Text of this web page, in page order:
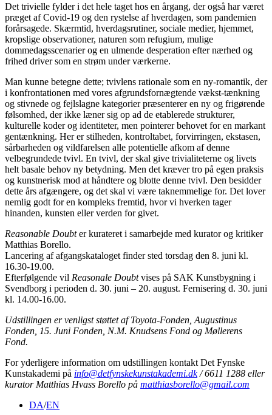
Det trivielle fylder i det hele taget hos en årgang, der også har været
præget af Covid-19 og den rystelse af hverdagen, som pandemien
forårsagede. Skærmtid, hverdagsrutiner, sociale medier, hjemmet,
kropslige observationer, naturen som refugium, mulige
dommedagsscenarier og en ulmende desperation efter nærhed og
frihed driver som en strøm under værkerne.
Man kunne betegne dette; tvivlens rationale som en ny-romantik, der
i konfrontationen med vores afgrundsfornægtende vækst-tænkning
og stivnede og fejlslagne kategorier præsenterer en ny og frigørende
følsomhed, der ikke læner sig op ad de etablerede strukturer,
kulturelle koder og identiteter, men pointerer behovet for en markant
gentænkning. Her er stilheden, kontroltabet, forvirringen, ekstasen,
sårbarheden og vildfarelsen alle potentielle afkom af denne
velbegrundede tvivl. En tvivl, der skal give trivialiteterne og livets
helt basale behov ny betydning. Men det kræver tro på egen praksis
og kunstnerisk mod at håndtere og blotte denne tvivl. Den besidder
dette års afgængere, og det skal vi være taknemmelige for. Det lover
nemlig godt for en kompleks fremtid, hvor vi hverken tager
hinanden, kunsten eller verden for givet.
Reasonable Doubter kurateret i samarbejde med kurator og kritiker
Matthias Borello.
Lancering af afgangskataloget finder sted torsdag den 8. juni kl.
16.30-19.00.
Efterfølgende vil Reasonale Doubtvises på SAK Kunstbygning i
Svendborg i perioden d. 30. juni – 20. august. Fernisering d. 30. juni
kl. 14.00-16.00.
Udstillingen er venligst støttet af Toyota-Fonden, Augustinus
Fonden, 15. Juni Fonden, N.M. Knudsens Fond og Møllerens
Fond.
For yderligere information om udstillingen kontakt Det Fynske
Kunstakademi på info@detfynskekunstakademi.dk/ 6611 1288 eller
kurator Matthias Hvass Borello på matthiasborello@gmail.com
DA/EN